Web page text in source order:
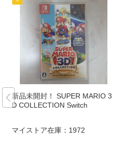
新品未開封！ SUPER MARIO 3
D COLLECTION Switch
マイストア在庫： 1972